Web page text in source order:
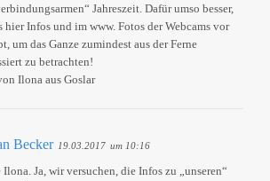
Jahreszeit. Dafür umso besser,
hier Infos und im www. Fotos der Webcams vor
um das Ganze zumindest aus der Ferne
zu betrachten!
Ilona aus Goslar
Becker 19.03.2017 um 10:16
Ilona. Ja, wir versuchen, die Infos zu „unseren“